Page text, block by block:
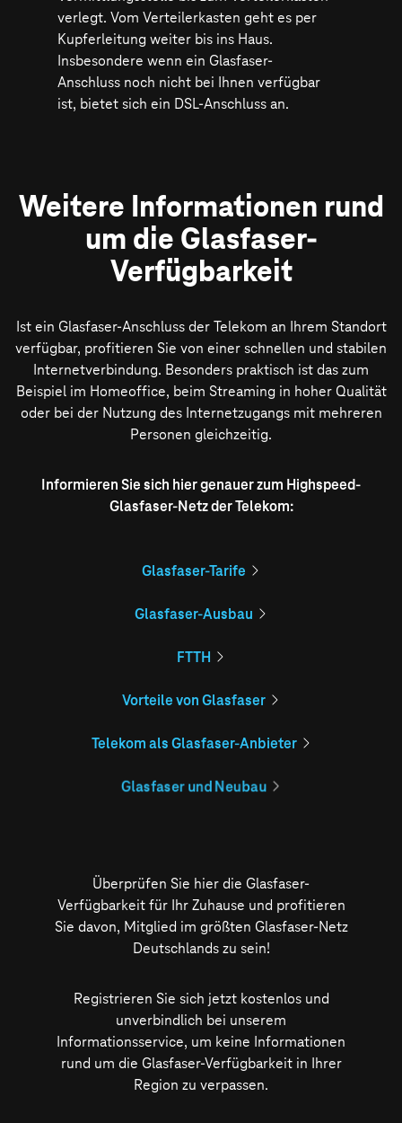
verlegt. Vom Verteilerkasten geht es per
Kupferleitung weiter bis ins Haus.
Insbesondere wenn ein Glasfaser-
Anschluss noch nicht bei Ihnen verfügbar
ist, bietet sich ein DSL-Anschluss an.
Weitere Informationen rund
um die Glasfaser-
Verfügbarkeit
Ist ein Glasfaser-Anschluss der Telekom an Ihrem Standort
verfügbar, profitieren Sie von einer schnellen und stabilen
Internetverbindung. Besonders praktisch ist das zum
Beispiel im Homeoffice, beim Streaming in hoher Qualität
oder bei der Nutzung des Internetzugangs mit mehreren
Personen gleichzeitig.
Informieren Sie sich hier genauer zum Highspeed-
Glasfaser-Netz der Telekom:
Glasfaser-Tarife
Glasfaser-Ausbau
FTTH
Vorteile von Glasfaser
Telekom als Glasfaser-Anbieter
Glasfaser und Neubau
Überprüfen Sie hier die Glasfaser-
Verfügbarkeit für Ihr Zuhause und profitieren
Sie davon, Mitglied im größten Glasfaser-Netz
Deutschlands zu sein!
Registrieren Sie sich jetzt kostenlos und
unverbindlich bei unserem
Informationsservice, um keine Informationen
rund um die Glasfaser-Verfügbarkeit in Ihrer
Region zu verpassen.